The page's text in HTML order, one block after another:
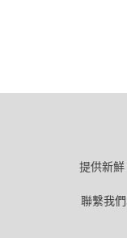
提供新
聯繫我們: